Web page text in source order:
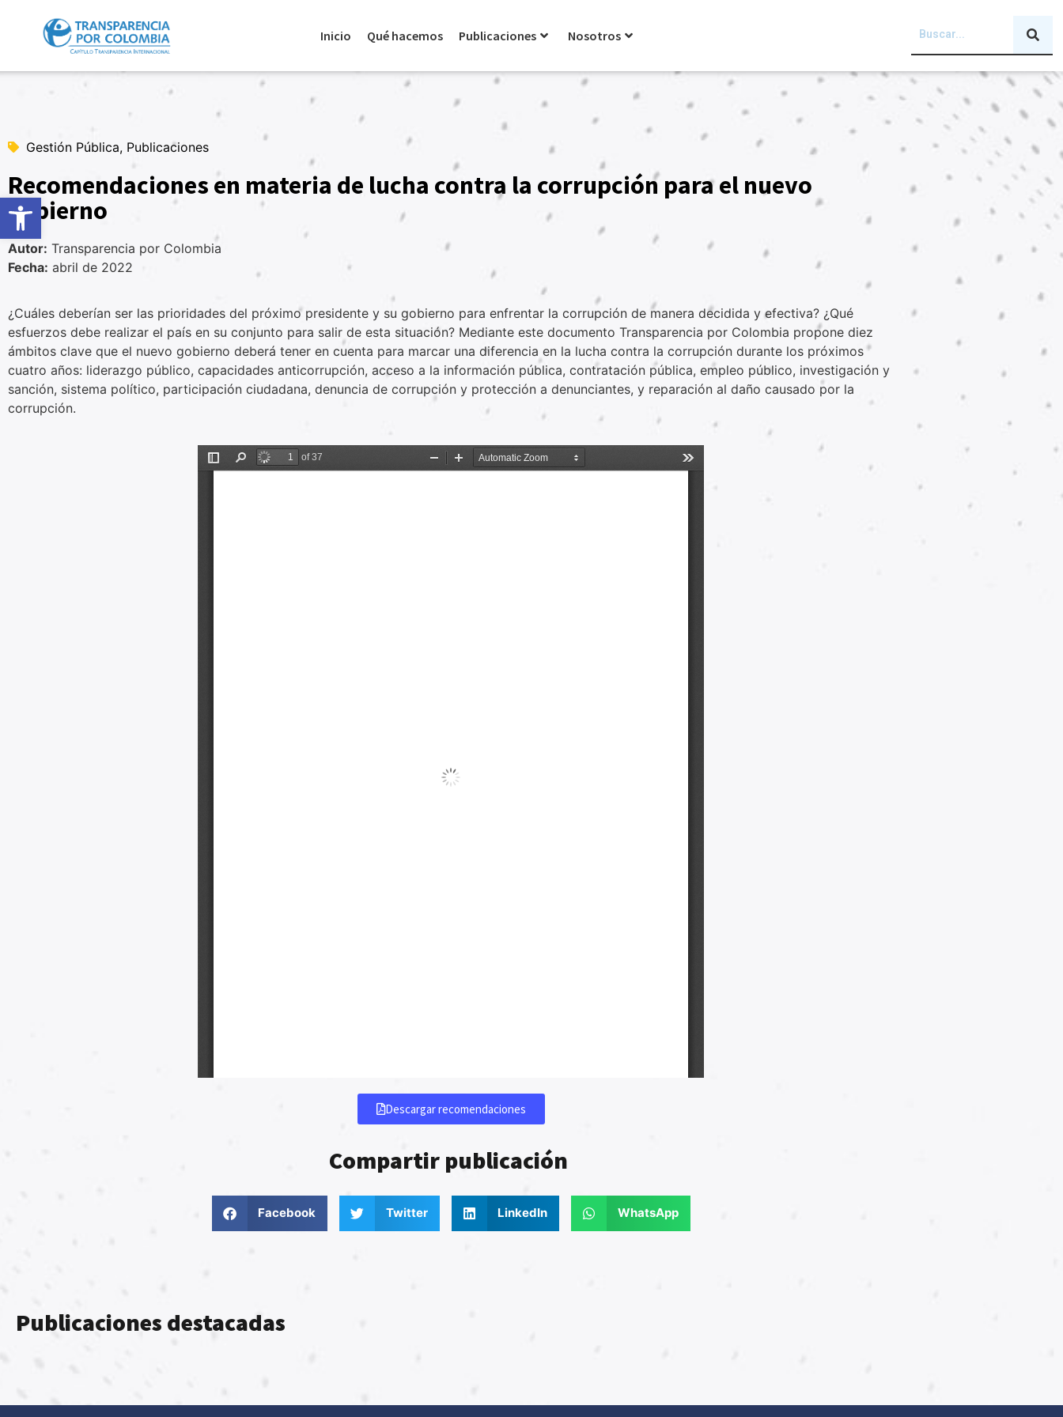
Abrir barra de herramientas
Inicio Qué hacemos Publicaciones Nosotros
Gestión Pública, Publicaciones
Recomendaciones en materia de lucha contra la corrupción para el nuevo
gobierno
Autor: Transparencia por Colombia
Fecha: abril de 2022
¿Cuáles deberían ser las prioridades del próximo presidente y su gobierno para enfrentar la corrupción de manera decidida y efectiva? ¿Qué
esfuerzos debe realizar el país en su conjunto para salir de esta situación? Mediante este documento Transparencia por Colombia propone diez
ámbitos clave que el nuevo gobierno deberá tener en cuenta para marcar una diferencia en la lucha contra la corrupción durante los próximos
cuatro años: liderazgo público, capacidades anticorrupción, acceso a la información pública, contratación pública, empleo público, investigación y
sanción, sistema político, participación ciudadana, denuncia de corrupción y protección a denunciantes, y reparación al daño causado por la
corrupción.
Descargar recomendaciones
Compartir publicación
Facebook Twitter LinkedIn WhatsApp
Publicaciones destacadas